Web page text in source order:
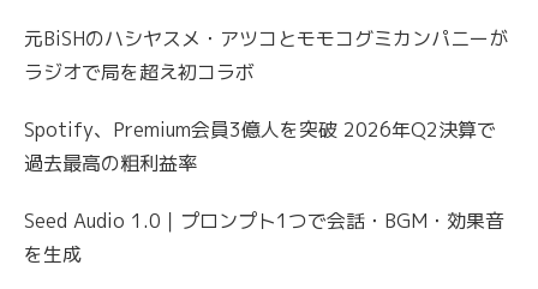
元BiSHのハシヤスメ・アツコとモモコグミカンパニーが
ラジオで局を超え初コラボ
Spotify、Premium会員3億人を突破 2026年Q2決算で
過去最高の粗利益率
Seed Audio 1.0｜プロンプト1つで会話・BGM・効果音
を生成